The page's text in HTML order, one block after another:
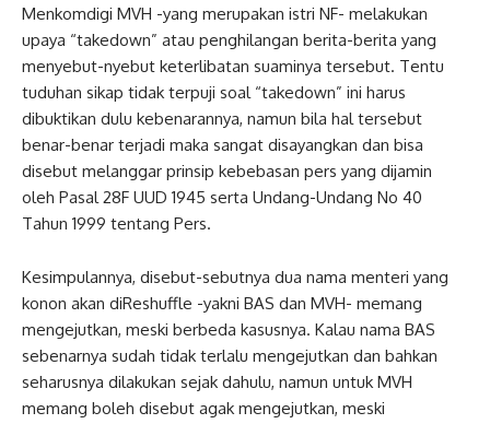
Menkomdigi MVH -yang merupakan istri NF- melakukan
upaya “takedown” atau penghilangan berita-berita yang
menyebut-nyebut keterlibatan suaminya tersebut. Tentu
tuduhan sikap tidak terpuji soal “takedown” ini harus
dibuktikan dulu kebenarannya, namun bila hal tersebut
benar-benar terjadi maka sangat disayangkan dan bisa
disebut melanggar prinsip kebebasan pers yang dijamin
oleh Pasal 28F UUD 1945 serta Undang-Undang No 40
Tahun 1999 tentang Pers.
Kesimpulannya, disebut-sebutnya dua nama menteri yang
konon akan diReshuffle -yakni BAS dan MVH- memang
mengejutkan, meski berbeda kasusnya. Kalau nama BAS
sebenarnya sudah tidak terlalu mengejutkan dan bahkan
seharusnya dilakukan sejak dahulu, namun untuk MVH
memang boleh disebut agak mengejutkan, meski